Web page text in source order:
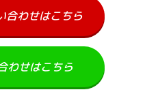
合わせはこちら
わせはこちら